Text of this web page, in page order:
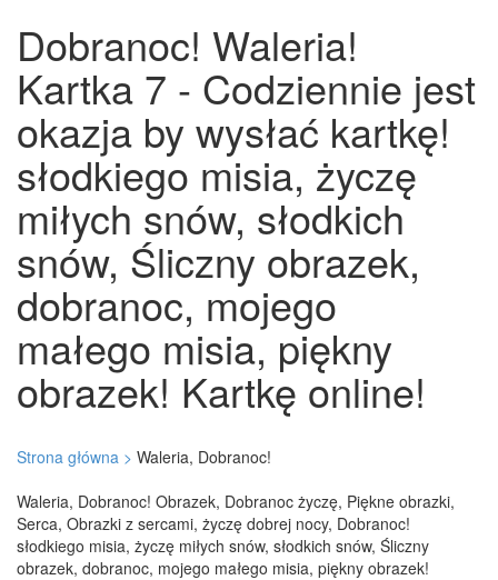
Dobranoc! Waleria!
Kartka 7 - Codziennie jest
okazja by wysłać kartkę!
słodkiego misia, życzę
miłych snów, słodkich
snów, Śliczny obrazek,
dobranoc, mojego
małego misia, piękny
obrazek! Kartkę online!
Strona główna > Waleria, Dobranoc!
Waleria, Dobranoc! Obrazek, Dobranoc życzę, Piękne obrazki,
Serca, Obrazki z sercami, życzę dobrej nocy, Dobranoc!
słodkiego misia, życzę miłych snów, słodkich snów, Śliczny
obrazek, dobranoc, mojego małego misia, piękny obrazek!